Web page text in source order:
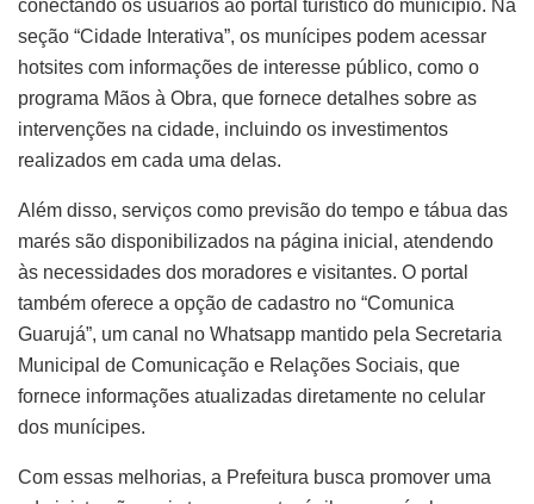
conectando os usuários ao portal turístico do município. Na
seção “Cidade Interativa”, os munícipes podem acessar
hotsites com informações de interesse público, como o
programa Mãos à Obra, que fornece detalhes sobre as
intervenções na cidade, incluindo os investimentos
realizados em cada uma delas.
Além disso, serviços como previsão do tempo e tábua das
marés são disponibilizados na página inicial, atendendo
às necessidades dos moradores e visitantes. O portal
também oferece a opção de cadastro no “Comunica
Guarujá”, um canal no Whatsapp mantido pela Secretaria
Municipal de Comunicação e Relações Sociais, que
fornece informações atualizadas diretamente no celular
dos munícipes.
Com essas melhorias, a Prefeitura busca promover uma